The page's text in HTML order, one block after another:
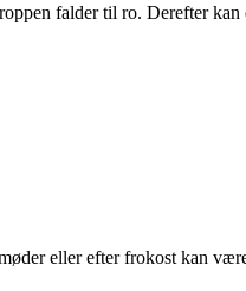
falder til ro. Derefter
eller efter frokost kan